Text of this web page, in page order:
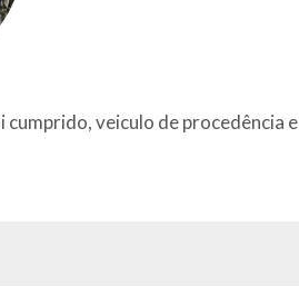
veiculo de procedência e